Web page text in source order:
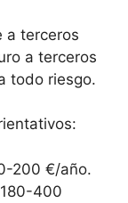
a terceros
a terceros
todo riesgo.
200 €/año.
400